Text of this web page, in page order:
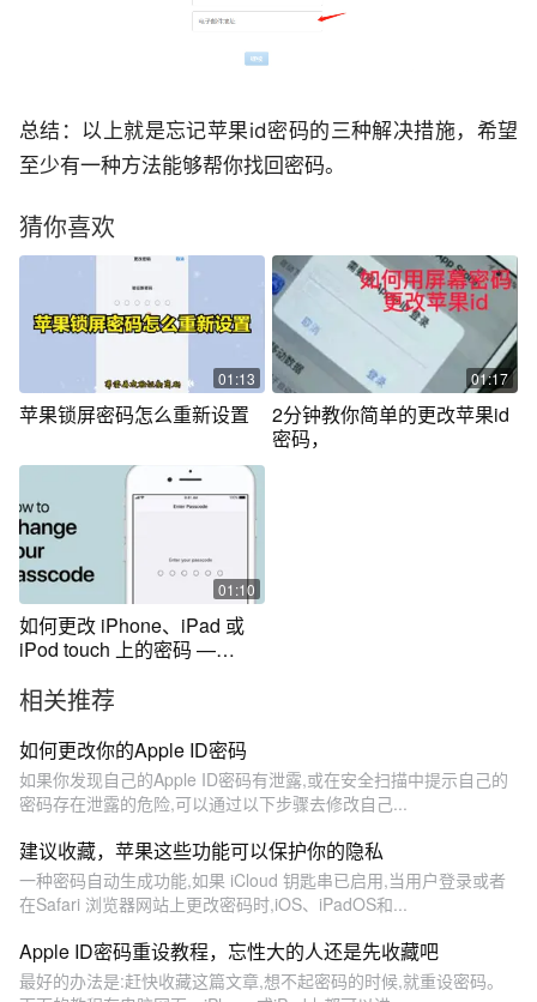
总结：以上就是忘记苹果id密码的三种解决措施，希望
至少有一种方法能够帮你找回密码。
猜你喜欢
01:13
苹果锁屏密码怎么重新设置
01:17
2分钟教你简单的更改苹果id
密码，
01:10
如何更改 iPhone、iPad 或
iPod touch 上的密码 —
相关推荐
如何更改你的Apple ID密码
如果你发现自己的Apple ID密码有泄露,或在安全扫描中提示自己的
密码存在泄露的危险,可以通过以下步骤去修改自己...
建议收藏，苹果这些功能可以保护你的隐私
一种密码自动生成功能,如果 iCloud 钥匙串已启用,当用户登录或者
在Safari 浏览器网站上更改密码时,iOS、iPadOS和...
Apple ID密码重设教程，忘性大的人还是先收藏吧
最好的办法是:赶快收藏这篇文章,想不起密码的时候,就重设密码。